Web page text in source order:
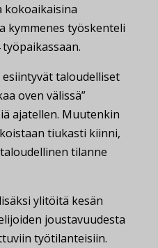
kokoaikaisina
kymmenes työskenteli
taloudelliset
oven välissä”
ajatellen. Muutenkin
tiukasti kiinni,
tilanne
ylitöitä kesän
joustavuudesta
työtilanteisiin.